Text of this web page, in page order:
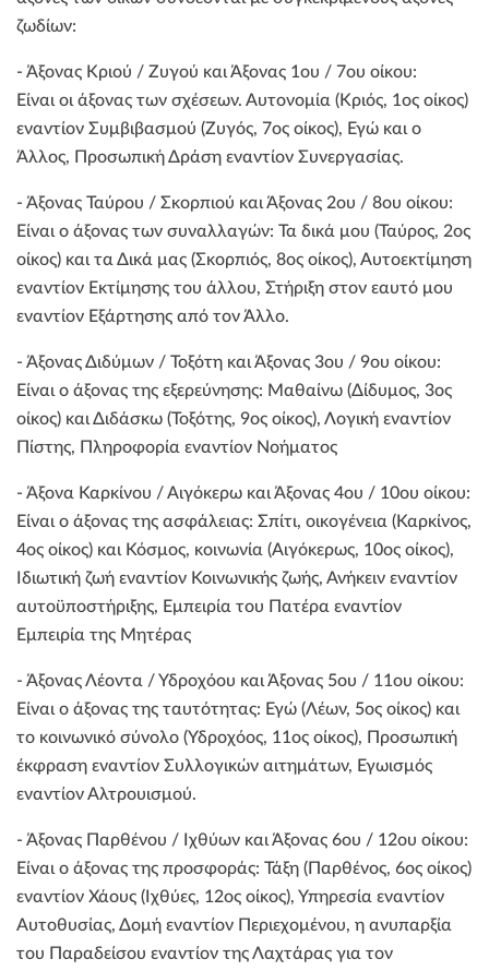
ζωδίων:
- Άξονας Κριού / Ζυγού και Άξονας 1ου / 7ου οίκου:
Είναι οι άξονας των σχέσεων. Αυτονομία (Κριός, 1ος οίκος)
εναντίον Συμβιβασμού (Ζυγός, 7ος οίκος), Εγώ και ο
Άλλος, Προσωπική Δράση εναντίον Συνεργασίας.
- Άξονας Ταύρου / Σκορπιού και Άξονας 2ου / 8ου οίκου:
Είναι ο άξονας των συναλλαγών: Τα δικά μου (Ταύρος, 2ος
οίκος) και τα Δικά μας (Σκορπιός, 8ος οίκος), Αυτοεκτίμηση
εναντίον Εκτίμησης του άλλου, Στήριξη στον εαυτό μου
εναντίον Εξάρτησης από τον Άλλο.
- Άξονας Διδύμων / Τοξότη και Άξονας 3ου / 9ου οίκου:
Είναι ο άξονας της εξερεύνησης: Μαθαίνω (Δίδυμος, 3ος
οίκος) και Διδάσκω (Τοξότης, 9ος οίκος), Λογική εναντίον
Πίστης, Πληροφορία εναντίον Νοήματος
- Άξονα Καρκίνου / Αιγόκερω και Άξονας 4ου / 10ου οίκου:
Είναι ο άξονας της ασφάλειας: Σπίτι, οικογένεια (Καρκίνος,
4ος οίκος) και Κόσμος, κοινωνία (Αιγόκερως, 10ος οίκος),
Ιδιωτική ζωή εναντίον Κοινωνικής ζωής, Ανήκειν εναντίον
αυτοϋποστήριξης, Εμπειρία του Πατέρα εναντίον
Εμπειρία της Μητέρας
- Άξονας Λέοντα / Υδροχόου και Άξονας 5ου / 11ου οίκου:
Είναι ο άξονας της ταυτότητας: Εγώ (Λέων, 5ος οίκος) και
το κοινωνικό σύνολο (Υδροχόος, 11ος οίκος), Προσωπική
έκφραση εναντίον Συλλογικών αιτημάτων, Εγωισμός
εναντίον Αλτρουισμού.
- Άξονας Παρθένου / Ιχθύων και Άξονας 6ου / 12ου οίκου:
Είναι ο άξονας της προσφοράς: Τάξη (Παρθένος, 6ος οίκος)
εναντίον Χάους (Ιχθύες, 12ος οίκος), Υπηρεσία εναντίον
Αυτοθυσίας, Δομή εναντίον Περιεχομένου, η ανυπαρξία
του Παραδείσου εναντίον της Λαχτάρας για τον